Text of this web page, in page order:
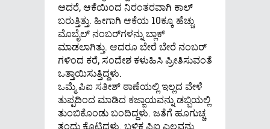
ಆದರೆ, ಆಕೆಯಿಂದ ನಿರಂತರವಾಗಿ ಕಾಲ್‌
ಬರುತ್ತಿತ್ತು. ಹೀಗಾಗಿ ಆಕೆಯ 10ಕ್ಕೂ ಹೆಚ್ಚು
ಮೊಬೈಲ್‌ ನಂಬರ್‌ಗಳನ್ನು ಬ್ಲಾಕ್‌
ಮಾಡಲಾಗಿತ್ತು. ಆದರೂ ಬೇರೆ ಬೇರೆ ನಂಬರ್‌
ಗಳಿಂದ ಕರೆ, ಸಂದೇಶ ಕಳುಹಿಸಿ ಪ್ರೀತಿಸುವಂತೆ
ಒತ್ತಾಯಿಸುತ್ತಿದ್ದಳು.
ಒಮ್ಮೆ ಪಿಐ ಸತೀಶ್‌ ಠಾಣೆಯಲ್ಲಿ ಇಲ್ಲದ ವೇಳೆ
ತುಪ್ಪದಿಂದ ಮಾಡಿದ ಕಜ್ಜಾಯವನ್ನು ಡಬ್ಬಿಯಲ್ಲಿ
ತುಂಬಿಕೊಂಡು ಬಂದಿದ್ದಳು. ಜತೆಗೆ ಹೂಗುಚ್ಚ
ತಂದು ಕೊಟ್ಟಿದ್ದಳು. ಬಳಿಕ ಪಿಐ ಎಲ್ಲವನ್ನು